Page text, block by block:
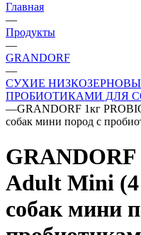
Главная
—
Продукты
—
GRANDORF
—
СУХИЕ
ПРОБИОТИКАМИ ДЛЯ
—GRANDORF 1кг
собак мини пород с
Adult Mini (4
собак мини